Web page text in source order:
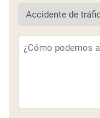
Descripción